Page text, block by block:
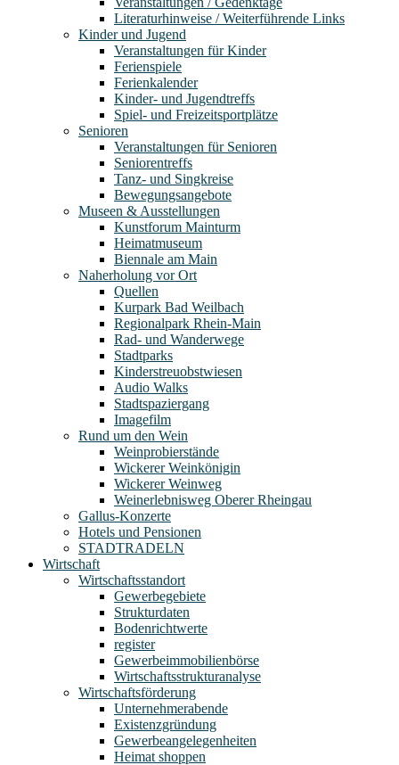
Literaturhinweise / Weiterführende Links
Kinder und Jugend
Veranstaltungen für Kinder
Ferienspiele
Ferienkalender
Kinder- und Jugendtreffs
Spiel- und Freizeitsportplätze
Senioren
Veranstaltungen für Senioren
Seniorentreffs
Tanz- und Singkreise
Bewegungsangebote
Museen & Ausstellungen
Kunstforum Mainturm
Heimatmuseum
Biennale am Main
Naherholung vor Ort
Quellen
Kurpark Bad Weilbach
Regionalpark Rhein-Main
Rad- und Wanderwege
Stadtparks
Kinderstreuobstwiesen
Audio Walks
Stadtspaziergang
Imagefilm
Rund um den Wein
Weinprobierstände
Wickerer Weinkönigin
Wickerer Weinweg
Weinerlebnisweg Oberer Rheingau
Gallus-Konzerte
Hotels und Pensionen
STADTRADELN
Wirtschaft
Wirtschaftsstandort
Gewerbegebiete
Strukturdaten
Bodenrichtwerte
register
Gewerbeimmobilienbörse
Wirtschaftsstrukturanalyse
Wirtschaftsförderung
Unternehmerabende
Existenzgründung
Gewerbeangelegenheiten
Heimat shoppen